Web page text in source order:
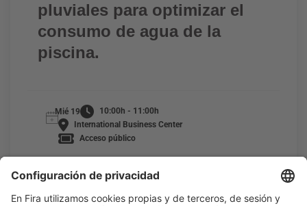
pluviales para optimizar el
consumo de agua de la
piscina.
Mié 19
10:00h - 11:00h
International Business Center
Acceso público